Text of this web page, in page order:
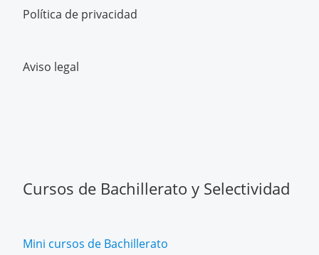
Política de privacidad
Aviso legal
Cursos de Bachillerato y Selectividad
Mini cursos de Bachillerato